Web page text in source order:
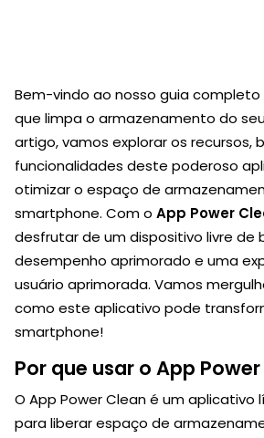
Bem-vindo ao nosso guia
que limpa o armazenamento do
artigo, vamos explorar os recursos,
funcionalidades deste poderoso
otimizar o espaço de
smartphone. Com o App Power
desfrutar de um dispositivo livre de
desempenho aprimorado e uma
usuário aprimorada. Vamos
como este aplicativo pode
smartphone!
Por que usar o App
O App Power Clean é um aplicativo
para liberar espaço de